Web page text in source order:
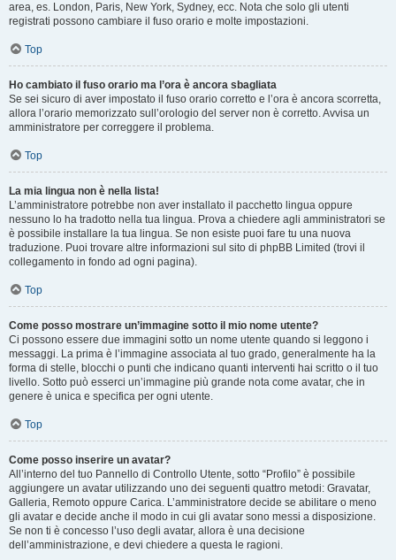
area, es. London, Paris, New York, Sydney, ecc. Nota che solo gli utenti
registrati possono cambiare il fuso orario e molte impostazioni.
Top
Ho cambiato il fuso orario ma l’ora è ancora sbagliata
Se sei sicuro di aver impostato il fuso orario corretto e l’ora è ancora scorretta,
allora l’orario memorizzato sull’orologio del server non è corretto. Avvisa un
amministratore per correggere il problema.
Top
La mia lingua non è nella lista!
L’amministratore potrebbe non aver installato il pacchetto lingua oppure
nessuno lo ha tradotto nella tua lingua. Prova a chiedere agli amministratori se
è possibile installare la tua lingua. Se non esiste puoi fare tu una nuova
traduzione. Puoi trovare altre informazioni sul sito di phpBB Limited (trovi il
collegamento in fondo ad ogni pagina).
Top
Come posso mostrare un’immagine sotto il mio nome utente?
Ci possono essere due immagini sotto un nome utente quando si leggono i
messaggi. La prima è l’immagine associata al tuo grado, generalmente ha la
forma di stelle, blocchi o punti che indicano quanti interventi hai scritto o il tuo
livello. Sotto può esserci un’immagine più grande nota come avatar, che in
genere è unica e specifica per ogni utente.
Top
Come posso inserire un avatar?
All’interno del tuo Pannello di Controllo Utente, sotto “Profilo” è possibile
aggiungere un avatar utilizzando uno dei seguenti quattro metodi: Gravatar,
Galleria, Remoto oppure Carica. L’amministratore decide se abilitare o meno
gli avatar e decide anche il modo in cui gli avatar sono messi a disposizione.
Se non ti è concesso l’uso degli avatar, allora è una decisione
dell’amministrazione, e devi chiedere a questa le ragioni.